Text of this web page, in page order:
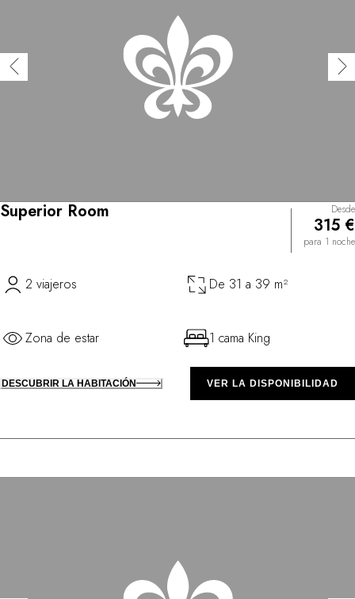
Superior Room Desde
315 €
para 1 noche
2 viajeros De 31 a 39 m²
Zona de estar 1 cama King
DESCUBRIR LA HABITACIÓN VER LA DISPONIBILIDAD